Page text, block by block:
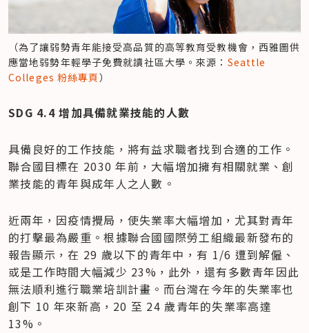
（為了讓弱勢青年能接受高品質的高等教育受教機會，西雅圖供
應當地弱勢年輕學子免費就讀社區大學。來源： Seattle
Colleges 粉絲專頁）
​SDG 4.4 增加具備就業技能的人數
具備良好的工作技能，將有益求職者找到合適的工作。
聯合國目標在 2030 年前，大幅增加擁有相關就業、創
業技能的青年與成年人之人數。
近兩年，因疫情攪局，使失業率大幅增加，尤其對青年
的打擊最為嚴重。根據聯合國國際勞工組織最新發布的
報告顯示，在 29 歲以下的青年中，有 1/6 遭到解僱、
或是工作時間大幅減少 23%，此外，還有多數青年因此
無法順利進行職業培訓計畫。而台灣在今年的失業率也
創下 10 年來新高，20 至 24 歲青年的失業率高達
13%。